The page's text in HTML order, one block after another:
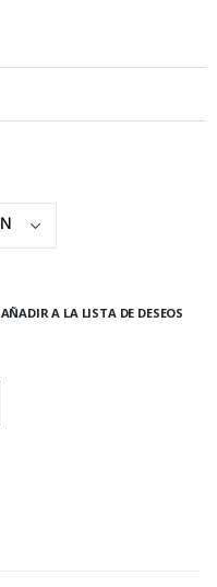
AÑADIR A LA LISTA DE DESEOS